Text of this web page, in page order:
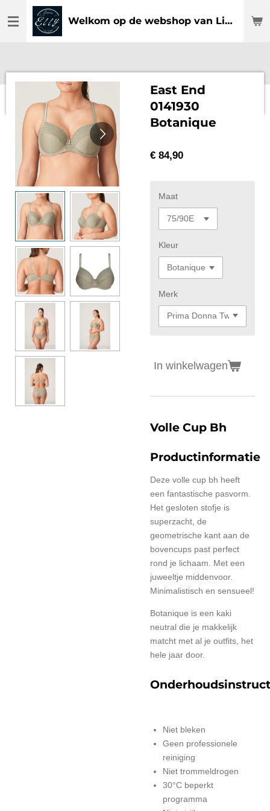
direct
Welkom op de webshop van Lingerie Elly
East End
0141930
Botanique
€ 84,90
Maat
Kleur
Merk
In winkelwagen
Volle Cup Bh
Productinformatie
Deze volle cup bh heeft
een fantastische pasvorm.
Het gesloten stofje is
superzacht, de
geometrische kant aan de
bovencups past perfect
rond je lichaam. Met een
juweeltje middenvoor.
Minimalistisch en sensueel!
Botanique is een kaki
neutral die je makkelijk
matcht met al je outfits, het
hele jaar door.
Niet bleken
Geen professionele
reiniging
Niet trommeldrogen
30°C beperkt
programma